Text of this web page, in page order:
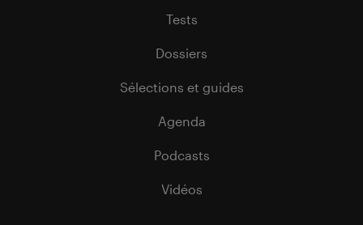
Tests
Dossiers
Sélections et guides
Agenda
Podcasts
Vidéos